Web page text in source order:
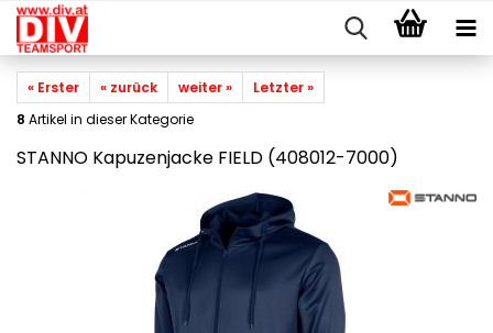
« Erster « zurück weiter »
Letzter »
8 Artikel in dieser Kategorie
STANNO Kapuzenjacke FIELD (408012-7000)